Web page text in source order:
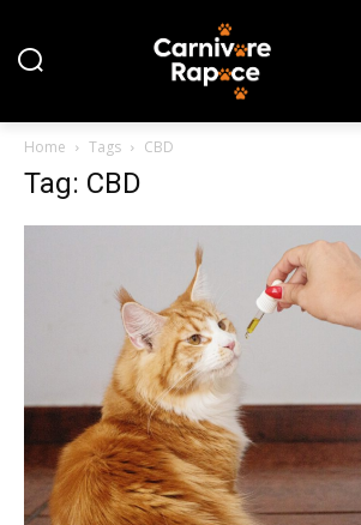
Home Tags CBD
Tag: CBD